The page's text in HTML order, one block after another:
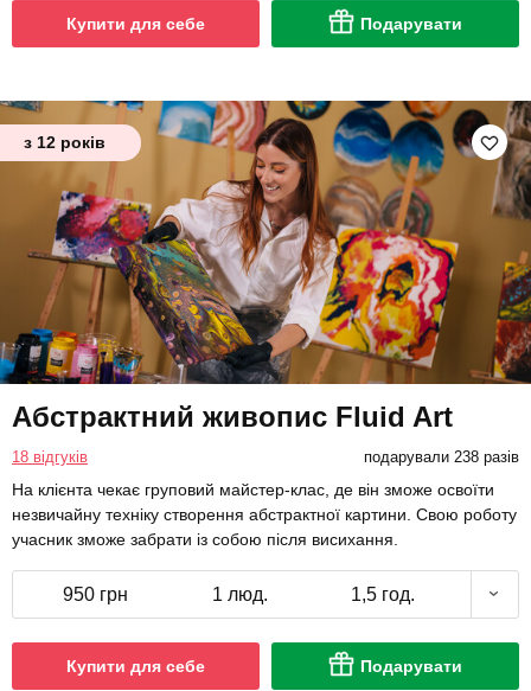
Купити для себе Подарувати
з 12 років
Абстрактний живопис Fluid Art
18 відгуків подарували 238 разів
На клієнта чекає груповий майстер-клас, де він зможе освоїти
незвичайну техніку створення абстрактної картини. Свою роботу
учасник зможе забрати із собою після висихання.
950 грн 1 люд. 1,5 год.
Купити для себе Подарувати